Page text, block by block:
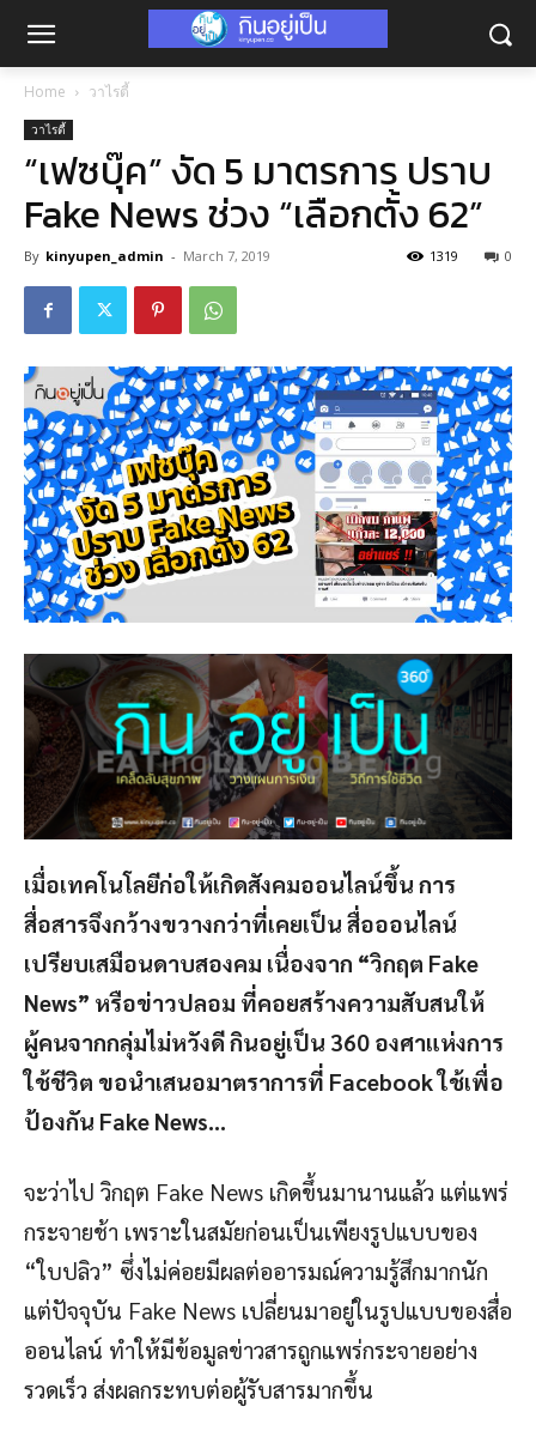
Home วาไรตี้
วาไรตี้
“เฟซบุ๊ค” งัด 5 มาตรการ ปราบ
Fake News ช่วง “เลือกตั้ง 62”
By kinyupen_admin - March 7, 2019 0
1319
เมื่อเทคโนโลยีก่อให้เกิดสังคมออนไลน์ขึ้น การ
สื่อสารจึงกว้างขวางกว่าที่เคยเป็น สื่อออนไลน์
เปรียบเสมือนดาบสองคม เนื่องจาก “วิกฤต Fake
News” หรือข่าวปลอม ที่คอยสร้างความสับสนให้
ผู้คนจากกลุ่มไม่หวังดี กินอยู่เป็น 360 องศาแห่งการ
ใช้ชีวิต ขอนำเสนอมาตราการที่ Facebook ใช้เพื่อ
ป้องกัน Fake News…
จะว่าไป วิกฤต Fake News เกิดขึ้นมานานแล้ว แต่แพร่
กระจายช้า เพราะในสมัยก่อนเป็นเพียงรูปแบบของ
“ใบปลิว” ซึ่งไม่ค่อยมีผลต่ออารมณ์ความรู้สึกมากนัก
แต่ปัจจุบัน Fake News เปลี่ยนมาอยู่ในรูปแบบของสื่อ
ออนไลน์ ทำให้มีข้อมูลข่าวสารถูกแพร่กระจายอย่าง
รวดเร็ว ส่งผลกระทบต่อผู้รับสารมากขึ้น